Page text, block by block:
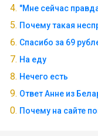
"Мне сейчас
Почему такая
Спасибо за 69
На еду
Нечего есть
Ответ Анне из
Почему на сайте